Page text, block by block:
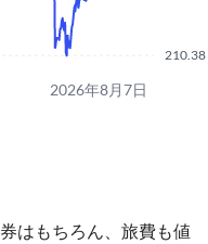
210.38
2026年8月7日
はもちろん、旅費も値